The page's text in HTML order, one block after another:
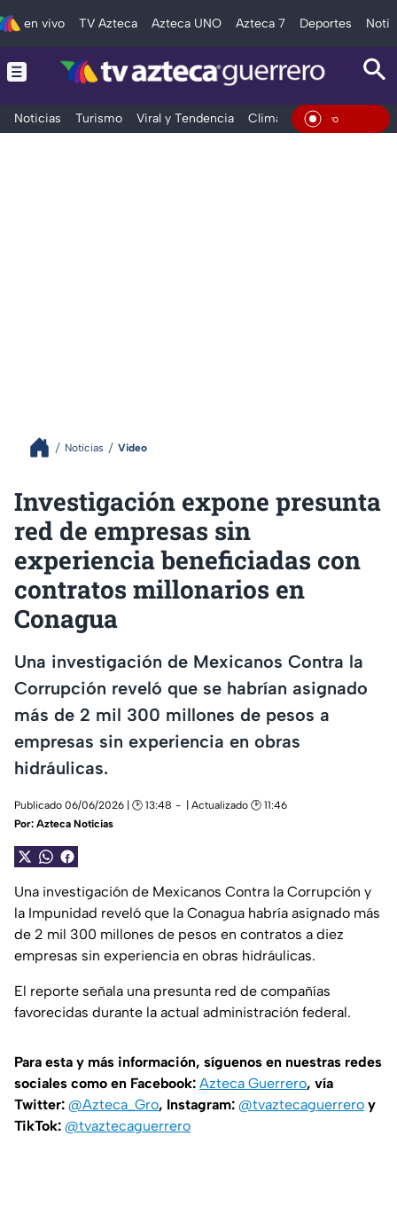
en vivo TV Azteca Azteca UNO Azteca 7 Deportes
Noticias Turismo Viral y Tendencia Clima Deportes En
Noticias Video
Investigación expone presunta
red de empresas sin
experiencia beneficiadas con
contratos millonarios en
Conagua
Una investigación de Mexicanos Contra la
Corrupción reveló que se habrían asignado
más de 2 mil 300 millones de pesos a
empresas sin experiencia en obras
hidráulicas.
Publicado 06/06/2026 | 🕑 13:48
| Actualizado 🕑 11:46
Por: Azteca Noticias
Una investigación de Mexicanos Contra la Corrupción y
la Impunidad reveló que la Conagua habría asignado más
de 2 mil 300 millones de pesos en contratos a diez
empresas sin experiencia en obras hidráulicas.
El reporte señala una presunta red de compañías
favorecidas durante la actual administración federal.
Para esta y más información, síguenos en nuestras redes
sociales como en Facebook: Azteca Guerrero, vía
Twitter: @Azteca_Gro, Instagram: @tvaztecaguerrero y
TikTok: @tvaztecaguerrero